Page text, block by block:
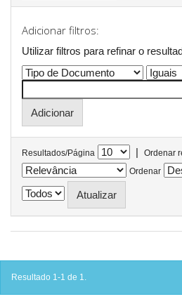
Adicionar filtros:
Utilizar filtros para refinar o
Resultados/Página |
Ordenar
Ordenar
Resultado 1-1 de 1.